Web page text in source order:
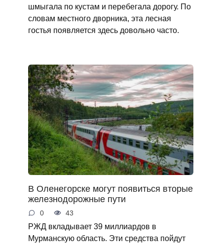
шмыгала по кустам и перебегала дорогу. По
словам местного дворника, эта лесная
гостья появляется здесь довольно часто.
В Оленегорске могут появиться вторые
железнодорожные пути
0 43
РЖД вкладывает 39 миллиардов в
Мурманскую область. Эти средства пойдут